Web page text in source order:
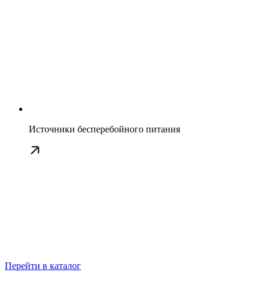
Источники бесперебойного питания
Перейти в каталог